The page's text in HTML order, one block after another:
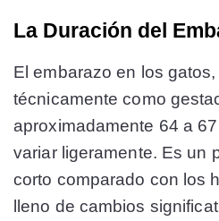
La Duración del
El embarazo en los
técnicamente como
aproximadamente 64 a
variar ligeramente. Es un
corto comparado con los
lleno de cambios